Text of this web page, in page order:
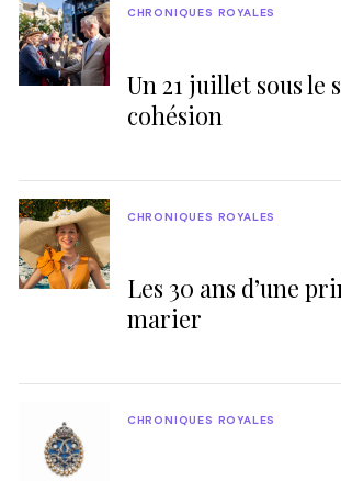
Un 21 juillet sous le
cohésion
CHRONIQUES ROYALES
Les 30 ans d’une
marier
CHRONIQUES ROYALES
CHRONIQUES ROYALES